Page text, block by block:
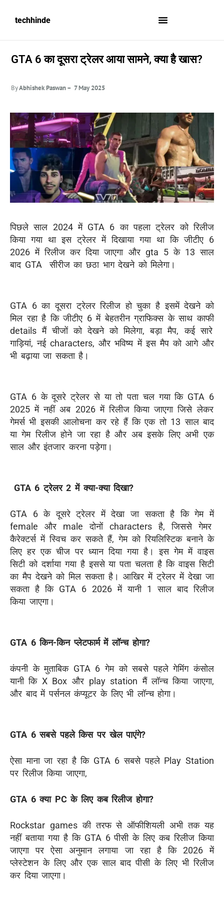
techhinde
GTA 6 का दूसरा ट्रेलर आया सामने, क्या है खास?
ByAbhishek Paswan – 7 May 2025
पिछले साल 2024में GTA 6का पहला ट्रेलर को रिलीज
किया गया थाइसट्रेलर में दिखायागया था कि जीटीए 6
2026में रिलीज कर दिया जाएगा और gta 5के 13साल
बाद GTAसीरीज का छठा भाग देखने को मिलेगा।
GTA 6का दूसराट्रेलररिलीज हो चुका है इसमें देखने को
मिल रहा है किजीटीए 6में बेहतरीन ग्राफिक्सके साथकाफी
detailsमैं चीजों को देखने को मिलेगा,बड़ामैप,कई सारे
गाड़ियां,नईcharacters,और भविष्य में इसमैपको आगेऔर
भी बढ़ाया जा सकता है ।
GTA 6के दूसरे ट्रेलर से या तोपता चल गया कि GTA 6
2025में नहीं अब 2026में रिलीज किया जाएगाजिसे लेकर
गेमर्स भी इसकीआलोचना कर रहे हैं किएक तो 13 साल बाद
या गेम रिलीज होने जा रहा है और अबइसके लिए अभीएक
साल और इंतजार करना पड़ेगा।
GTA 6 ट्रेलर 2 में क्या-क्या दिखा?
GTA 6 के दूसरेट्रेलर में देखा जा सकता है कि गेम में
female और maleदोनों charactersहै,जिससे गेमर
कैरेक्टर्स में स्विच कर सकते हैं,गेम को रियलिस्टिक बनाने के
लिए हर एक चीज पर ध्यान दिया गया है।इस गेम में वाइस
सिटी को दर्शाया गया है इससे या पता चलता है कि वाइस सिटी
का मैप देखने को मिल सकता है । आखिर में ट्रेलर में देखा जा
सकता है कि GTA 6 2026 में यानी 1 साल बाद रिलीज
किया जाएगा।
GTA 6 किन-किन प्लेटफार्म में लॉन्च होगा?
कंपनी के मुताबिकGTA 6 गेम को सबसे पहलेगेमिंग कंसोल
यानी कि X Box और play stationमैं लॉन्च किया जाएगा,
और बाद में पर्सनल कंप्यूटर के लिए भी लॉन्च होगा।
GTA 6 सबसे पहले किस पर खेल पाएंगे?
ऐसा माना जा रहा है कि GTA 6 सबसे पहले Play Station
पर रिलीज किया जाएगा,
GTA 6 क्या PC के लिए कब रिलीज होगा?
Rockstar gamesकी तरफ से ऑफीशियली अभी तक यह
नहीं बताया गया है कि GTA 6 पीसी के लिए कब रिलीज किया
जाएगापर ऐसा अनुमान लगाया जा रहा है कि 2026 में
प्लेस्टेशन के लिए और एक साल बाद पीसी के लिए भी रिलीज
कर दिया जाएगा।